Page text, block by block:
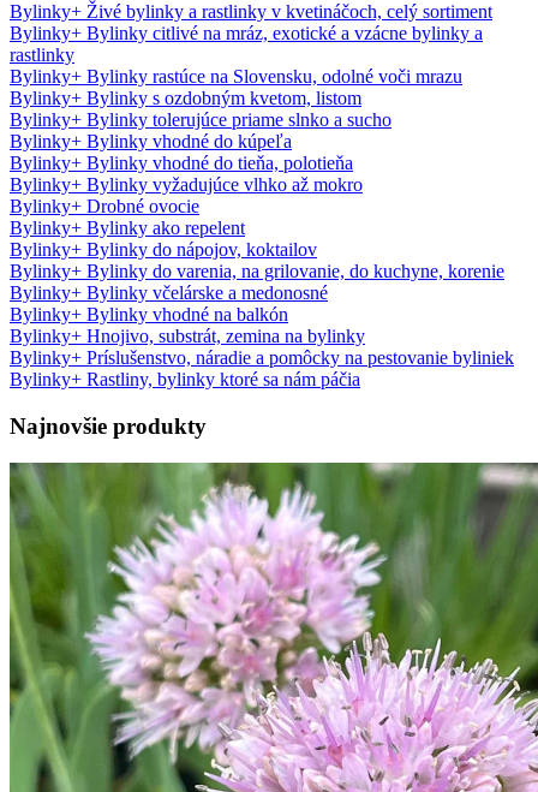
Bylinky+ Živé bylinky a rastlinky v kvetináčoch, celý sortiment
Bylinky+ Bylinky citlivé na mráz, exotické a vzácne bylinky a
rastlinky
Bylinky+ Bylinky rastúce na Slovensku, odolné voči mrazu
Bylinky+ Bylinky s ozdobným kvetom, listom
Bylinky+ Bylinky tolerujúce priame slnko a sucho
Bylinky+ Bylinky vhodné do kúpeľa
Bylinky+ Bylinky vhodné do tieňa, polotieňa
Bylinky+ Bylinky vyžadujúce vlhko až mokro
Bylinky+ Drobné ovocie
Bylinky+ Bylinky ako repelent
Bylinky+ Bylinky do nápojov, koktailov
Bylinky+ Bylinky do varenia, na grilovanie, do kuchyne, korenie
Bylinky+ Bylinky včelárske a medonosné
Bylinky+ Bylinky vhodné na balkón
Bylinky+ Hnojivo, substrát, zemina na bylinky
Bylinky+ Príslušenstvo, náradie a pomôcky na pestovanie byliniek
Bylinky+ Rastliny, bylinky ktoré sa nám páčia
Najnovšie produkty